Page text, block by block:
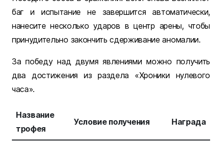
баг и испытание не завершится автоматически,
нанесите несколько ударов в центр арены, чтобы
принудительно закончить сдерживание аномалии.
За победу над двумя явлениями можно получить
два достижения из раздела «Хроники нулевого
часа».
Название
трофея
Условие получения Награда